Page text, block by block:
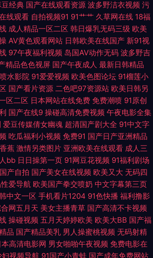
TS人妖专区 国产高清精品二区 久久天堂国产情侣
天天干 亚洲影院老司机 91九色拳交 aa爽片成人 超
桃传媒91 日本Aⅴ网站 午夜剧场福利院 最新午夜av
费熟女 欧美色日本 日韩色网址 午夜欧美剧场 91桃色
品久久伊人 久久宗和久色宗和 日本理论影院免费 五
上床网站 91小视频黄 大香蕉网青青 激情AV 欧美人
碰在线 91探花偷拍视频 超碰豆花AV 海角日逼 另类
夜夜操 91超碰综合 操逼福利社 国产喷水在线观看 麻
色色悠悠 在线99超碰 91在线图片视频 成人网址导航
色色狼网站 午夜日屄 91色女 草逼国产 国产精品女人
经典 国产在线观看资源 波多野洁衣视频 污
线观看 自拍视频91 91艹艹 久草网在线 18福
成人精品一区二区 韩日爆乳无码三级 欧美
AV黄色观看网站 日韩欧美在线国产 新91视
97午夜福利视频 岛国AV动作无码 波多野吉
精品色色视屏 国产午夜成人 最新日韩精品
水影院 91爱爱视频 欧美色图论坛 91榴莲小
国产看片资源 二色吧97资源站 欧美日韩另
区二区 日本网站在线免费 免费潮喷 91原创
国产在线9 操碰高清免费视频 午夜电影全集
爱豆传媒倩女幽魂 超清国产剧大全 91中文字
吃瓜福利小视频 免费91 国产日产亚洲精品
蕉 激情另类图片 亚洲欧美在线观看 成人三
bb 日日操第一页 91网豆花视频 91福利剧场
产自拍 国产美女在线视频 欧美又大 无码四
爱导航 欧美国产拳交喷奶 中文字幕第三页
中文一区 手机看片1204 91色快播 福利撸影
网五月天 美女主播青草 国产高清不卡视频
操碰视频 五月天婷婷欧美 欧美大BB 国产福
品 国产精品美乳 男人操蜜桃视频 无码射精
本高清电影网 男女啪啪午夜视频 免费电影在
妇视频导航 91国产小青蛙 国产成年免费网站